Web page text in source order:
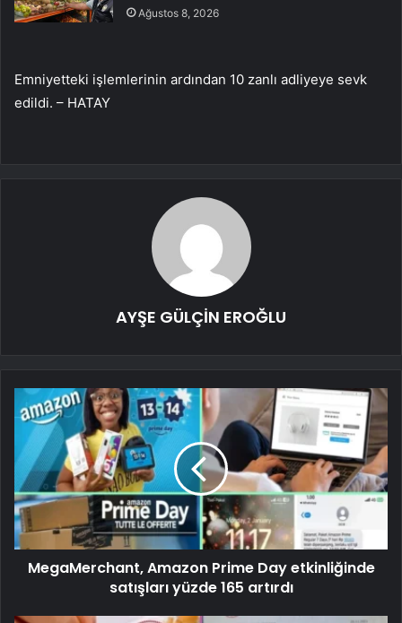
Ağustos 8, 2026
Emniyetteki işlemlerinin ardından 10 zanlı adliyeye sevk
edildi. – HATAY
AYŞE GÜLÇİN EROĞLU
MegaMerchant, Amazon Prime Day etkinliğinde
satışları yüzde 165 artırdı